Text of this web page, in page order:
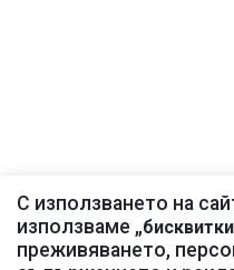
С използването на
използваме „бисквитки
преживяването,